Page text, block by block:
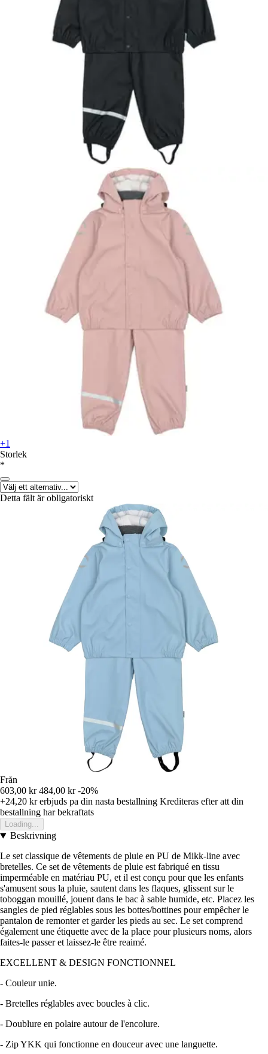
+1
Storlek
*
Detta fält är obligatoriskt
Från
603,00 kr 484,00 kr -20%
+24,20 krerbjuds pa din nasta bestallning Krediteras efter att din
bestallning har bekraftats
Loading...
Beskrivning
Le set classique de vêtements de pluie en PU de Mikk-line avec
bretelles. Ce set de vêtements de pluie est fabriqué en tissu
imperméable en matériau PU, et il est conçu pour que les enfants
s'amusent sous la pluie, sautent dans les flaques, glissent sur le
toboggan mouillé, jouent dans le bac à sable humide, etc. Placez les
sangles de pied réglables sous les bottes/bottines pour empêcher le
pantalon de remonter et garder les pieds au sec. Le set comprend
également une étiquette avec de la place pour plusieurs noms, alors
faites-le passer et laissez-le être reaimé.
EXCELLENT & DESIGN FONCTIONNEL
- Couleur unie.
- Bretelles réglables avec boucles à clic.
- Doublure en polaire autour de l'encolure.
- Zip YKK qui fonctionne en douceur avec une languette.